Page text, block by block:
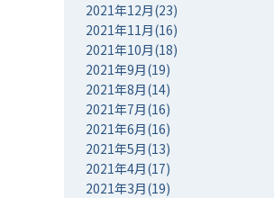
2021年12月(23)
2021年11月(16)
2021年10月(18)
2021年9月(19)
2021年8月(14)
2021年7月(16)
2021年6月(16)
2021年5月(13)
2021年4月(17)
2021年3月(19)